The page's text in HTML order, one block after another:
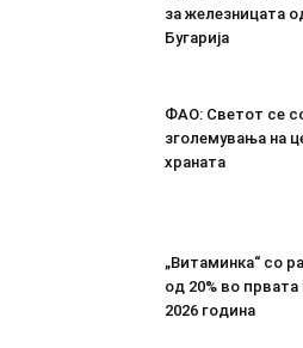
за железницата
Бугарија
ФАО: Светот се
зголемувања на
храната
„Витаминка“ со
од 20% во
2026 година